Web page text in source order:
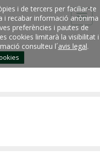
i de tercers per faciliar-te
i recabar informació anònima
preferències i pautes de
cookies limitarà la visibilitat i
consulteu l´avis legal.